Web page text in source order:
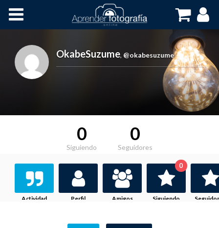
Cursos OnLine
OkabeSuzume, @okabesuzume
0
Siguiendo
0
Seguidores
Actividad Perfil Amigos Siguiendo
0